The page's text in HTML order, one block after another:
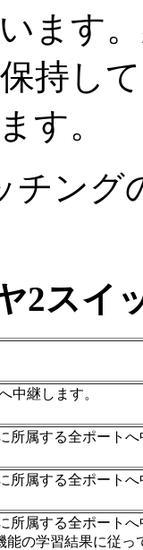
ます
持し
す。
チング
2スイ
中継します。
所属する全ポートへ
所属する全ポートへ
所属する全ポートへ
能の学習結果に従っ